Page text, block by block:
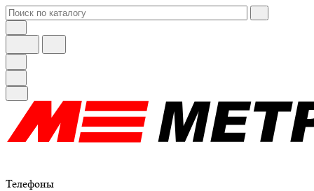
Телефоны